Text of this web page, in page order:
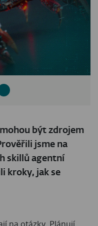
být zdrojem
jsme na
skillů agentní
kroky, jak se
na otázky. Plánují,